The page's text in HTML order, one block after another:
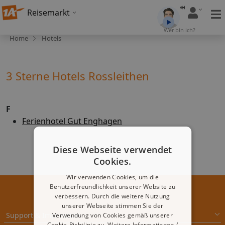
Reisemarkt
Wer bin ich?
Home Hotels
3 Sterne Hotels Rossleithen
F
Ferienhotel Gut Enghagen
Support & Impressum
Diese Webseite verwendet
Cookies.
Wir verwenden Cookies, um die
Benutzerfreundlichkeit unserer Website zu
verbessern. Durch die weitere Nutzung
unserer Webseite stimmen Sie der
Verwendung von Cookies gemäß unserer